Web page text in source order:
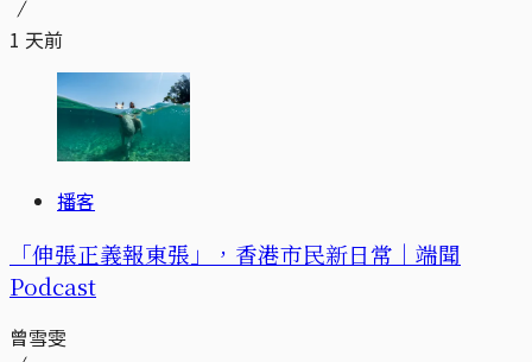
1 天前
播客
「伸張正義報東張」，香港市民新日常｜端聞
Podcast
曾雪雯